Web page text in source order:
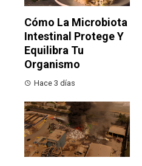
Cómo La Microbiota
Intestinal Protege Y
Equilibra Tu
Organismo
Hace 3 días